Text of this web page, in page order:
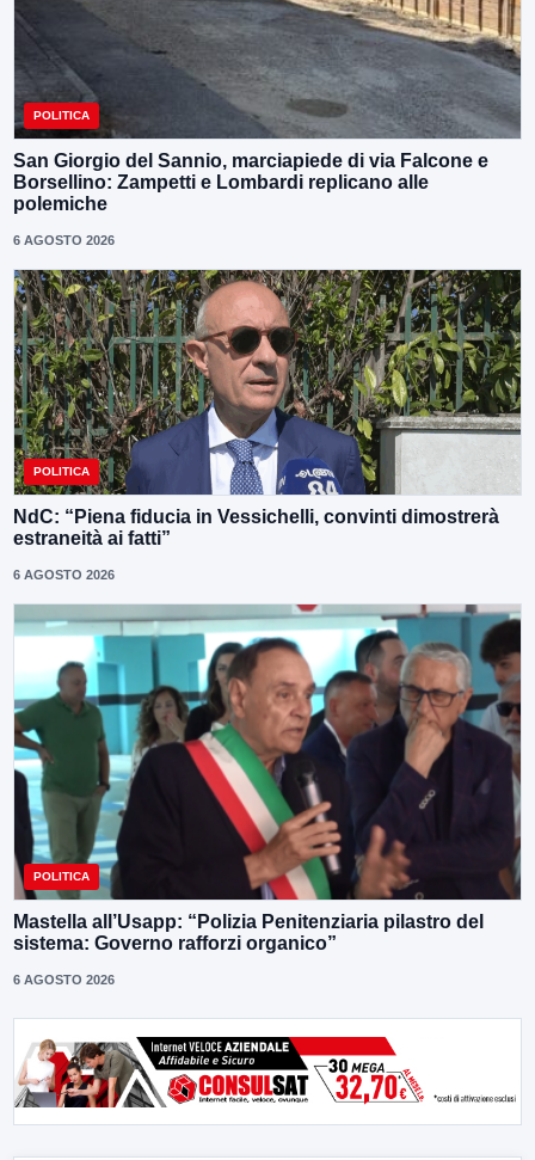
POLITICA
San Giorgio del Sannio, marciapiede di via Falcone e
Borsellino: Zampetti e Lombardi replicano alle
polemiche
6 AGOSTO 2026
POLITICA
NdC: “Piena fiducia in Vessichelli, convinti dimostrerà
estraneità ai fatti”
6 AGOSTO 2026
POLITICA
Mastella all’Usapp: “Polizia Penitenziaria pilastro del
sistema: Governo rafforzi organico”
6 AGOSTO 2026